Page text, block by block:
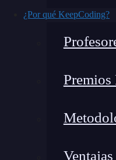
¿Por qué KeepCoding?
Premios
Descubre
👉